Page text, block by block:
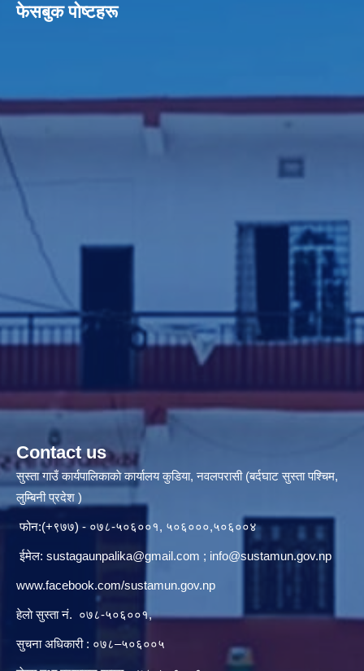
फेसबुक पाेष्टहरू
Contact us
सुस्ता गाउँ कार्यपालिकाकाे कार्यालय कुडिया, नवलपरासी (बर्दघाट सुस्ता पश्चिम,
लुम्बिनी प्रदेश )
फोन:(+९७७) - ०७८-५०६००१, ५०६०००,५०६००४
ईमेल: sustagaunpalika@gmail.com ; info@sustamun.gov.np
www.facebook.com/sustamun.gov.np
हेलाे सुस्ता नं. ०७८-५०६००१,
सुचना अधिकारी : ०७८–५०६००५